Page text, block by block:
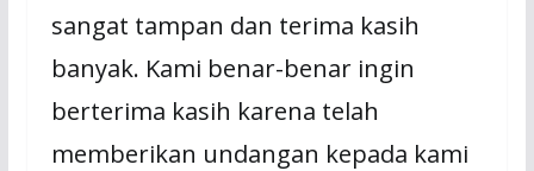
sangat tampan dan terima kasih
banyak. Kami benar-benar ingin
berterima kasih karena telah
memberikan undangan kepada kami